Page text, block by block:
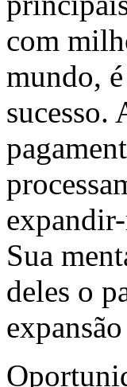
com
mundo,
sucesso.
Sua
deles o